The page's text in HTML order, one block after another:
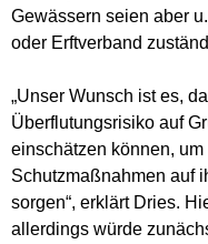
Gewässern seien aber
oder Erftverband
„Unser Wunsch ist es,
Überflutungsrisiko auf
einschätzen können,
Schutzmaßnahmen auf
sorgen“, erklärt Dries.
allerdings würde